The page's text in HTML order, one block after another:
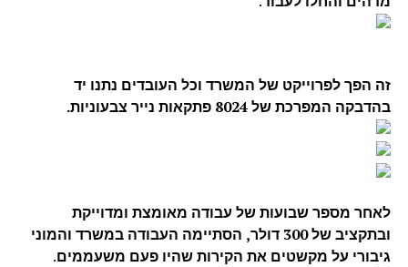
זה הפך לפרוייקט של המשרד וכל העובדים נתנו יד
בהדבקה המפרכת של 8024 פתקאות נייר צבעוניות.
לאחר מספר שבועות של עבודה מאומצת ומדוייקת
ובתקציב של 300 דולר, הסתיימה העבודה במשרד והמוני
גיבורי על מקשטים את הקירות שהיו פעם משעממים.